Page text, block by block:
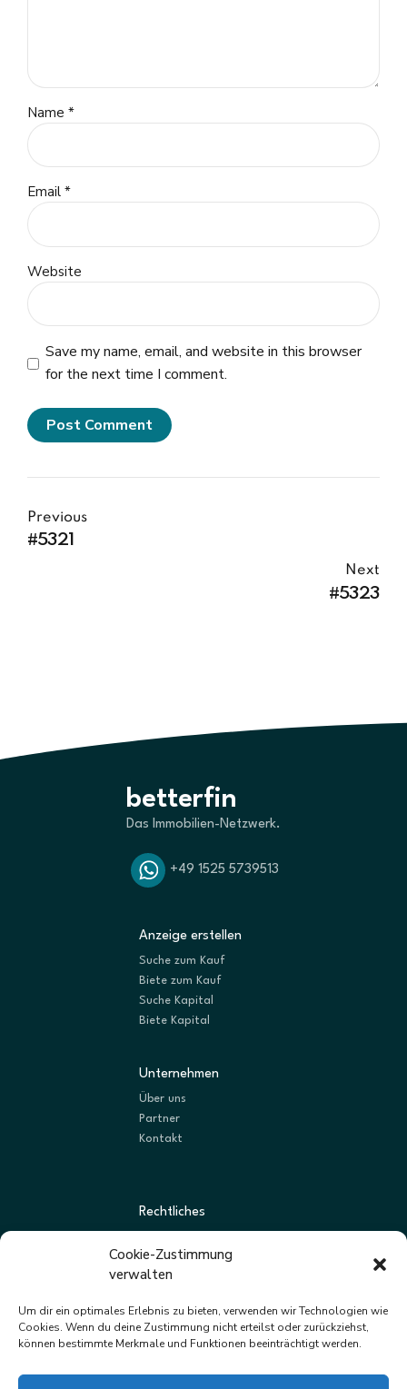
Cookie-Zustimmung
verwalten
Um dir ein optimales Erlebnis zu bieten, verwenden wir Technologien wie
Cookies. Wenn du deine Zustimmung nicht erteilst oder zurückziehst,
können bestimmte Merkmale und Funktionen beeinträchtigt werden.
Name *
Email *
Website
Save my name, email, and website in this browser
for the next time I comment.
Post Comment
Previous
#5321
Next
#5323
betterfin
Das Immobilien-Netzwerk.
+49 1525 5739513
Anzeige erstellen
Suche zum Kauf
Biete zum Kauf
Suche Kapital
Biete Kapital
Unternehmen
Über uns
Partner
Kontakt
Rechtliches
Datenschutz
Impressum
Newsletter